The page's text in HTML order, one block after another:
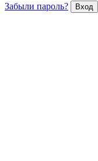
Забыли пароль?